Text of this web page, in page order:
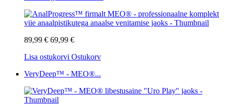
89,99 € 69,99 €
Lisa ostukorvi Ostukorv
VeryDeep™ - MEO®...